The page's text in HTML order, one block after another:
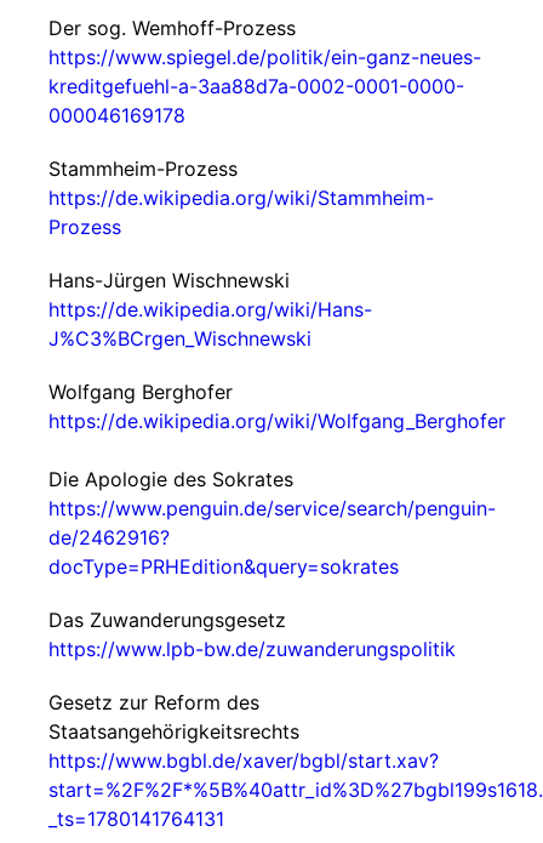
Der sog. Wemhoff-Prozess
https://www.spiegel.de/politik/ein-ganz-neues-
kreditgefuehl-a-3aa88d7a-0002-0001-0000-
000046169178
Stammheim-Prozess
https://de.wikipedia.org/wiki/Stammheim-
Prozess
Hans-Jürgen Wischnewski
https://de.wikipedia.org/wiki/Hans-
J%C3%BCrgen_Wischnewski
Wolfgang Berghofer
https://de.wikipedia.org/wiki/Wolfgang_Berghofer
Die Apologie des Sokrates
https://www.penguin.de/service/search/penguin-
de/2462916?
docType=PRHEdition&query=sokrates
Das Zuwanderungsgesetz
https://www.lpb-bw.de/zuwanderungspolitik
Gesetz zur Reform des
Staatsangehörigkeitsrechts
https://www.bgbl.de/xaver/bgbl/start.xav?
_ts=1780141764131